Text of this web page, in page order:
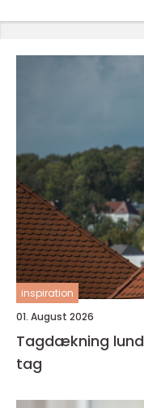
inspiration
01. August 2026
Tagdækning lund sådan får du et holdbart
tag